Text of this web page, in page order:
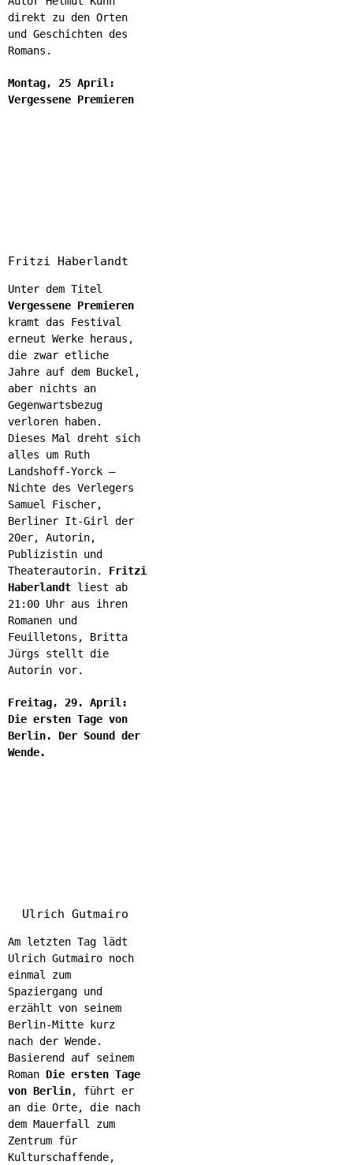
direkt zu den Orten
und Geschichten des
Romans.
Montag, 25 April:
Vergessene Premieren
Fritzi Haberlandt
Unter dem Titel
Vergessene Premieren
kramt das Festival
erneut Werke heraus,
die zwar etliche
Jahre auf dem Buckel,
aber nichts an
Gegenwartsbezug
verloren haben.
Dieses Mal dreht sich
alles um Ruth
Landshoff-Yorck –
Nichte des Verlegers
Samuel Fischer,
Berliner It-Girl der
20er, Autorin,
Publizistin und
Theaterautorin. Fritzi
Haberlandt liest ab
21:00 Uhr aus ihren
Romanen und
Feuilletons, Britta
Jürgs stellt die
Autorin vor.
Freitag, 29. April:
Die ersten Tage von
Berlin. Der Sound der
Wende.
Ulrich Gutmairo
Am letzten Tag lädt
Ulrich Gutmairo noch
einmal zum
Spaziergang und
erzählt von seinem
Berlin-Mitte kurz
nach der Wende.
Basierend auf seinem
Roman Die ersten Tage
von Berlin, führt er
an die Orte, die nach
dem Mauerfall zum
Zentrum für
Kulturschaffende,